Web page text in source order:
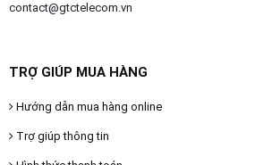
contact@gtctelecom.vn
TRỢ GIÚP MUA HÀNG
Hướng dẫn mua hàng online
Trợ giúp thông tin